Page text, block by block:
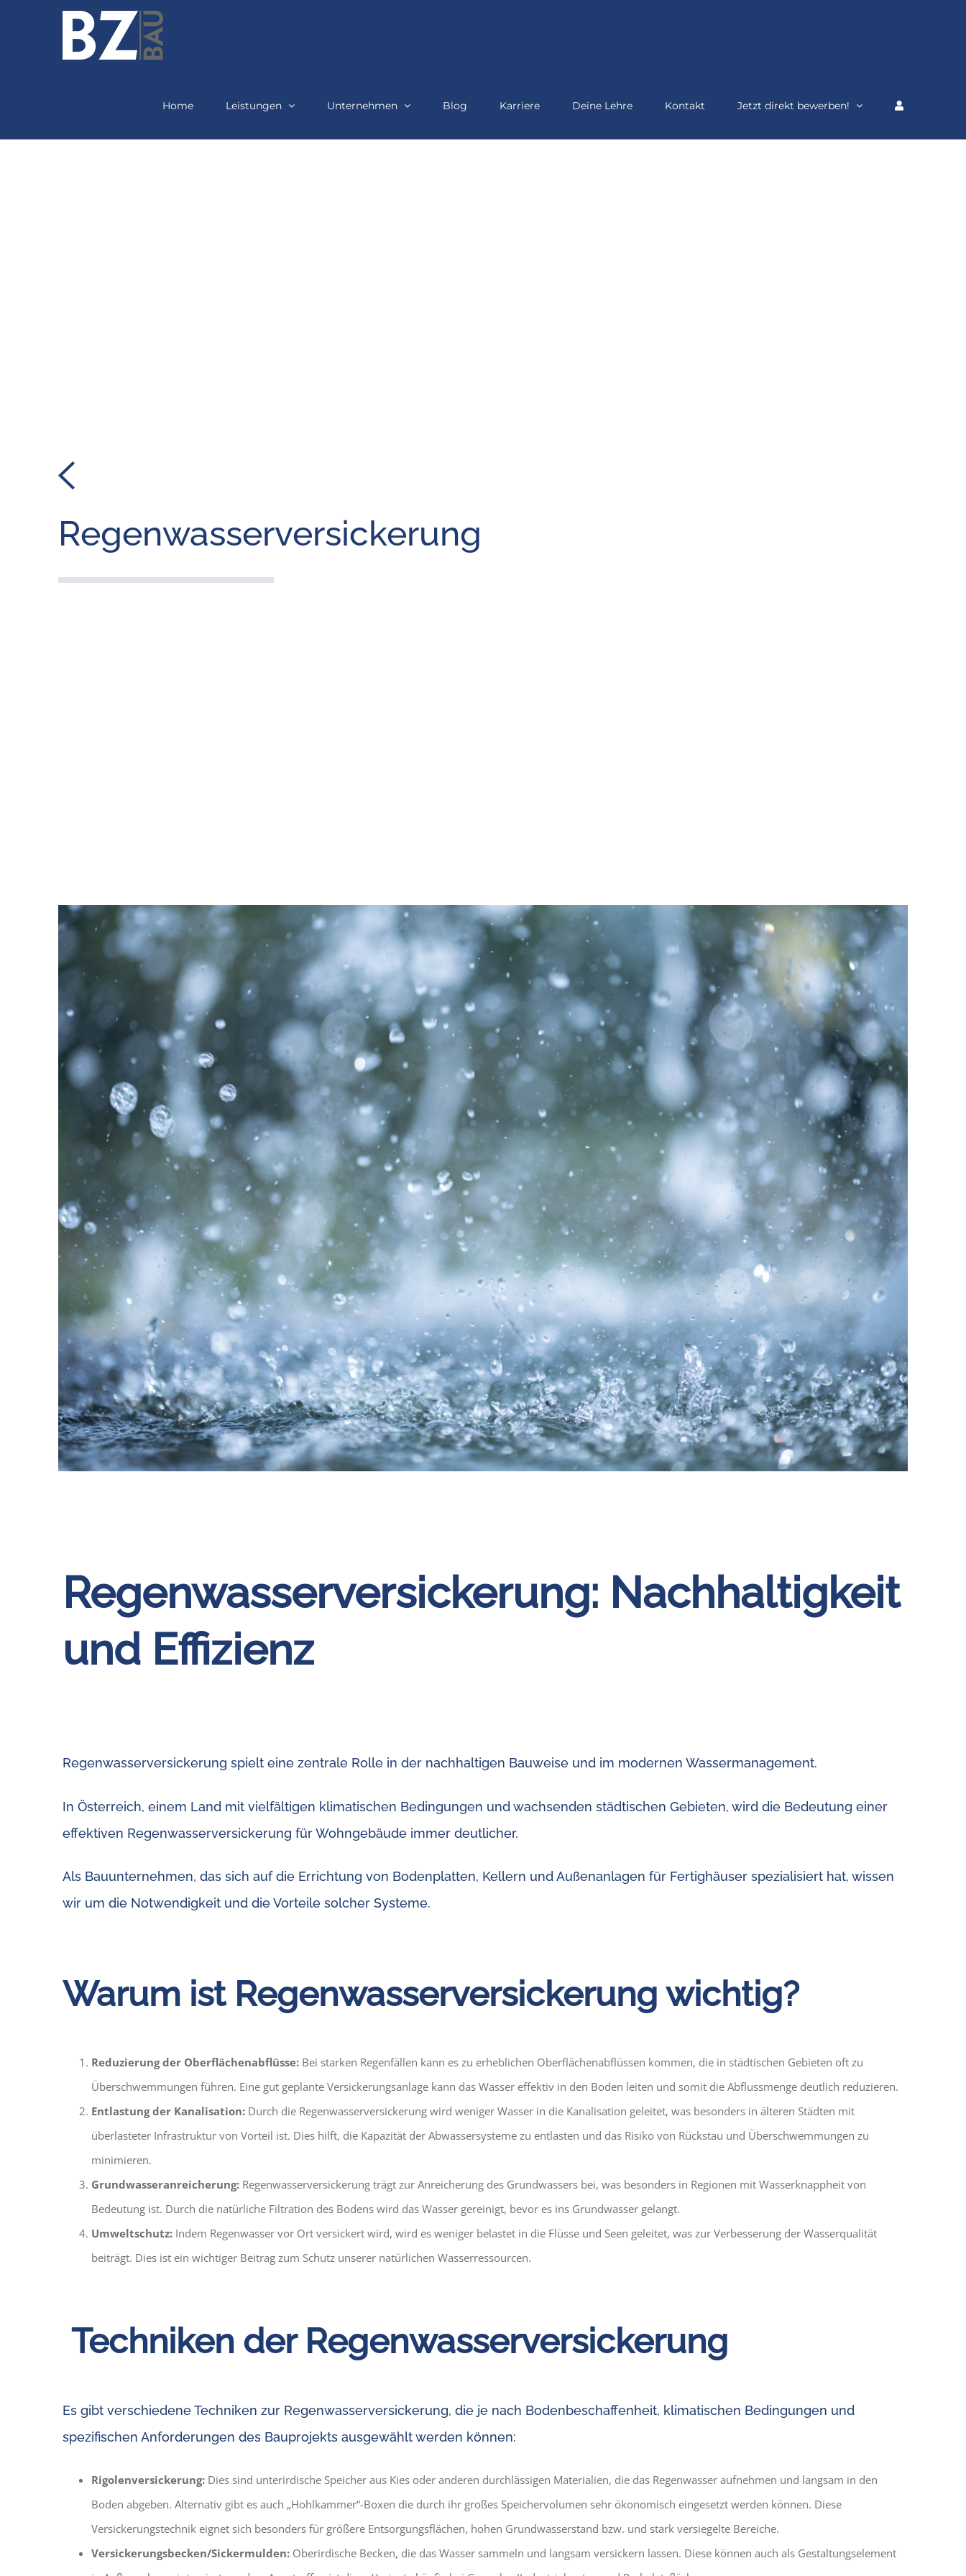
Home Leistungen Unternehmen Blog Karriere Deine Lehre Kontakt Jetzt direkt bewerben!
Regenwasserversickerung
Regenwasserversickerung: Nachhaltigkeit
und Effizienz
Regenwasserversickerung spielt eine zentrale Rolle in der nachhaltigen Bauweise und im modernen Wassermanagement.
In Österreich, einem Land mit vielfältigen klimatischen Bedingungen und wachsenden städtischen Gebieten, wird die Bedeutung einer
effektiven Regenwasserversickerung für Wohngebäude immer deutlicher.
Als Bauunternehmen, das sich auf die Errichtung von Bodenplatten, Kellern und Außenanlagen für Fertighäuser spezialisiert hat, wissen
wir um die Notwendigkeit und die Vorteile solcher Systeme.
Warum ist Regenwasserversickerung wichtig?
Reduzierung der Oberflächenabflüsse:Bei starken Regenfällen kann es zu erheblichen Oberflächenabflüssen kommen, die in städtischen Gebieten oft zu
Überschwemmungen führen. Eine gut geplante Versickerungsanlage kann das Wasser effektiv in den Boden leiten und somit die Abflussmenge deutlich reduzieren.
Entlastung der Kanalisation:Durch die Regenwasserversickerung wird weniger Wasser in die Kanalisation geleitet, was besonders in älteren Städten mit
überlasteter Infrastruktur von Vorteil ist. Dies hilft, die Kapazität der Abwassersysteme zu entlasten und das Risiko von Rückstau und Überschwemmungen zu
minimieren.
Grundwasseranreicherung:Regenwasserversickerung trägt zur Anreicherung des Grundwassers bei, was besonders in Regionen mit Wasserknappheit von
Bedeutung ist. Durch die natürliche Filtration des Bodens wird das Wasser gereinigt, bevor es ins Grundwasser gelangt.
Umweltschutz:Indem Regenwasser vor Ort versickert wird, wird es weniger belastet in die Flüsse und Seen geleitet, was zur Verbesserung der Wasserqualität
beiträgt. Dies ist ein wichtiger Beitrag zum Schutz unserer natürlichen Wasserressourcen.
Techniken der Regenwasserversickerung
Es gibt verschiedene Techniken zur Regenwasserversickerung, die je nach Bodenbeschaffenheit, klimatischen Bedingungen und
spezifischen Anforderungen des Bauprojekts ausgewählt werden können:
Rigolenversickerung:Dies sind unterirdische Speicher aus Kies oder anderen durchlässigen Materialien, die das Regenwasser aufnehmen und langsam in den
Boden abgeben. Alternativ gibt es auch „Hohlkammer“-Boxen die durch ihr großes Speichervolumen sehr ökonomisch eingesetzt werden können. Diese
Versickerungstechnik eignet sich besonders für größere Entsorgungsflächen, hohen Grundwasserstand bzw. und stark versiegelte Bereiche.
Versickerungsbecken/Sickermulden:Oberirdische Becken, die das Wasser sammeln und langsam versickern lassen. Diese können auch als Gestaltungselement